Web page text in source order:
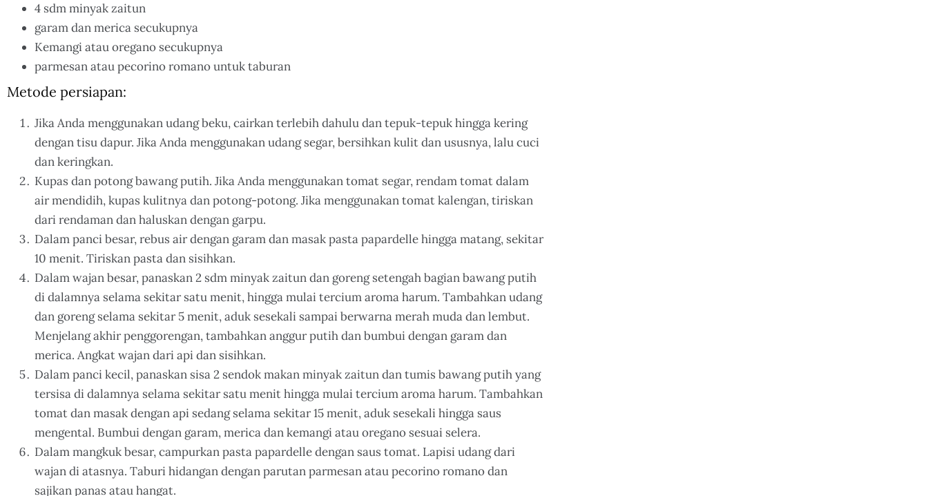
4 sdm minyak zaitun
garam dan merica secukupnya
Kemangi atau oregano secukupnya
parmesan atau pecorino romano untuk taburan
Metode persiapan:
Jika Anda menggunakan udang beku, cairkan terlebih dahulu dan tepuk-tepuk hingga kering
dengan tisu dapur. Jika Anda menggunakan udang segar, bersihkan kulit dan ususnya, lalu cuci
dan keringkan.
Kupas dan potong bawang putih. Jika Anda menggunakan tomat segar, rendam tomat dalam
air mendidih, kupas kulitnya dan potong-potong. Jika menggunakan tomat kalengan, tiriskan
dari rendaman dan haluskan dengan garpu.
Dalam panci besar, rebus air dengan garam dan masak pasta papardelle hingga matang, sekitar
10 menit. Tiriskan pasta dan sisihkan.
Dalam wajan besar, panaskan 2 sdm minyak zaitun dan goreng setengah bagian bawang putih
di dalamnya selama sekitar satu menit, hingga mulai tercium aroma harum. Tambahkan udang
dan goreng selama sekitar 5 menit, aduk sesekali sampai berwarna merah muda dan lembut.
Menjelang akhir penggorengan, tambahkan anggur putih dan bumbui dengan garam dan
merica. Angkat wajan dari api dan sisihkan.
Dalam panci kecil, panaskan sisa 2 sendok makan minyak zaitun dan tumis bawang putih yang
tersisa di dalamnya selama sekitar satu menit hingga mulai tercium aroma harum. Tambahkan
tomat dan masak dengan api sedang selama sekitar 15 menit, aduk sesekali hingga saus
mengental. Bumbui dengan garam, merica dan kemangi atau oregano sesuai selera.
Dalam mangkuk besar, campurkan pasta papardelle dengan saus tomat. Lapisi udang dari
wajan di atasnya. Taburi hidangan dengan parutan parmesan atau pecorino romano dan
sajikan panas atau hangat.